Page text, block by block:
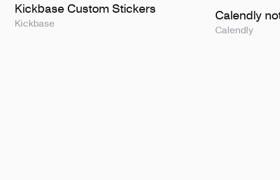
Kickbase Custom Stickers
Kickbase
Calendly
Calendly